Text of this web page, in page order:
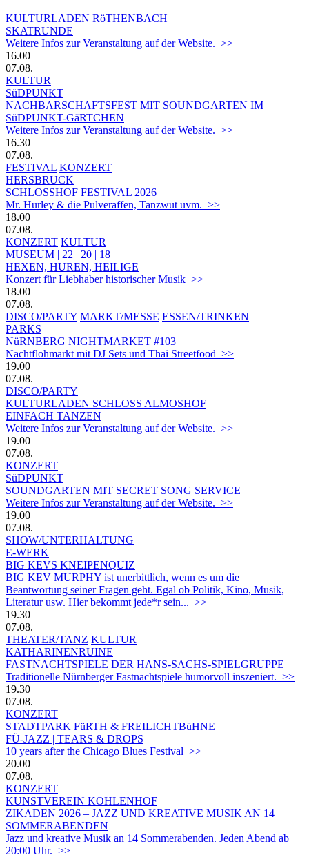
KULTURLADEN RöTHENBACH
SKATRUNDE
Weitere Infos zur Veranstaltung auf der Website. >>
16.00
07.08.
KULTUR
SüDPUNKT
NACHBARSCHAFTSFEST MIT SOUNDGARTEN IM
SüDPUNKT-GäRTCHEN
Weitere Infos zur Veranstaltung auf der Website. >>
16.30
07.08.
FESTIVAL KONZERT
HERSBRUCK
SCHLOSSHOF FESTIVAL 2026
Mr. Hurley & die Pulveraffen, Tanzwut uvm. >>
18.00
07.08.
KONZERT KULTUR
MUSEUM | 22 | 20 | 18 |
HEXEN, HUREN, HEILIGE
Konzert für Liebhaber historischer Musik >>
18.00
07.08.
DISCO/PARTY MARKT/MESSE ESSEN/TRINKEN
PARKS
NüRNBERG NIGHTMARKET #103
Nachtflohmarkt mit DJ Sets und Thai Streetfood >>
19.00
07.08.
DISCO/PARTY
KULTURLADEN SCHLOSS ALMOSHOF
EINFACH TANZEN
Weitere Infos zur Veranstaltung auf der Website. >>
19.00
07.08.
KONZERT
SüDPUNKT
SOUNDGARTEN MIT SECRET SONG SERVICE
Weitere Infos zur Veranstaltung auf der Website. >>
19.00
07.08.
SHOW/UNTERHALTUNG
E-WERK
BIG KEVS KNEIPENQUIZ
BIG KEV MURPHY ist unerbittlich, wenn es um die
Beantwortung seiner Fragen geht. Egal ob Politik, Kino, Musik,
Literatur usw. Hier bekommt jede*r sein... >>
19.30
07.08.
THEATER/TANZ KULTUR
KATHARINENRUINE
FASTNACHTSPIELE DER HANS-SACHS-SPIELGRUPPE
Traditionelle Nürnberger Fastnachtspiele humorvoll inszeniert. >>
19.30
07.08.
KONZERT
STADTPARK FüRTH & FREILICHTBüHNE
FÜ-JAZZ | TEARS & DROPS
10 years after the Chicago Blues Festival >>
20.00
07.08.
KONZERT
KUNSTVEREIN KOHLENHOF
ZIKADEN 2026 – JAZZ UND KREATIVE MUSIK AN 14
SOMMERABENDEN
Jazz und kreative Musik an 14 Sommerabenden. Jeden Abend ab
20:00 Uhr. >>